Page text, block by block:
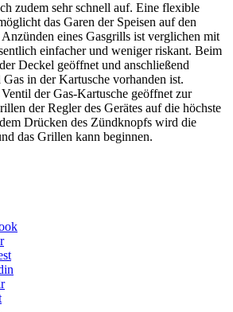
zudem sehr schnell auf. Eine flexible
das Garen der Speisen auf den
eines Gasgrills ist verglichen mit
einfacher und weniger riskant. Beim
Deckel geöffnet und anschließend
in der Kartusche vorhanden ist.
der Gas-Kartusche geöffnet zur
der Regler des Gerätes auf die höchste
Drücken des Zündknopfs wird die
das Grillen kann beginnen.